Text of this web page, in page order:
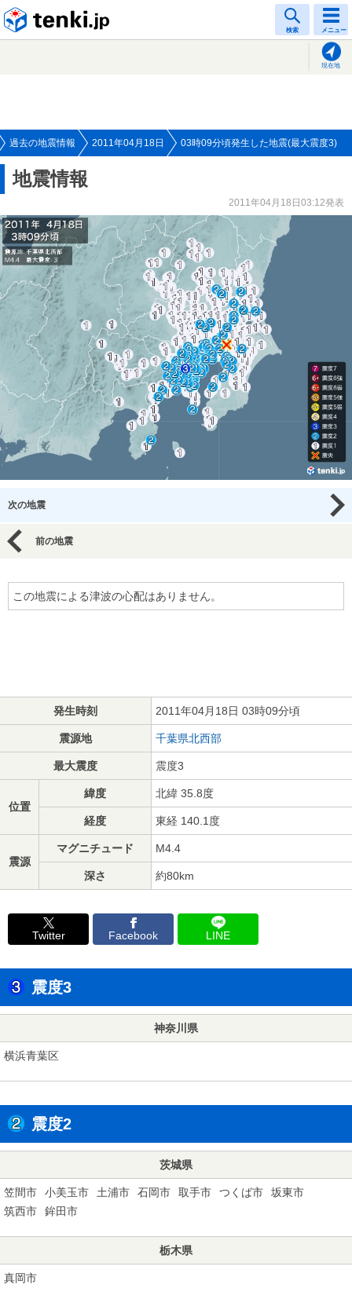
検索 メニュー
現在地
過去の地震情報 2011年04月18日 03時09分頃発生した地震(最大震度3)
地震情報
2011年04月18日03:12発表
次の地震
前の地震
この地震による津波の心配はありません。
発生時刻 2011年04月18日 03時09分頃
震源地 千葉県北西部
最大震度 震度3
位置
緯度 北緯 35.8度
経度 東経 140.1度
震源
マグニチュード M4.4
深さ 約80km
Twitter Facebook LINE
震度3
神奈川県
横浜青葉区
震度2
茨城県
笠間市 小美玉市 土浦市 石岡市 取手市 つくば市
坂東市
筑西市
鉾田市
栃木県
真岡市